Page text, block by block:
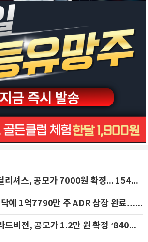
희망밴드 최상단 딜리셔스, 공모가 7000원 확정... 154억 규모 IPO 돌입
SK하이닉스, 나스닥에 1억7790만 주 ADR 상장 완료…29일 국내 추가 상장
자율주행 AI 스트라드비젼, 공모가 1.2만 원 확정 ‘840억 수혈’